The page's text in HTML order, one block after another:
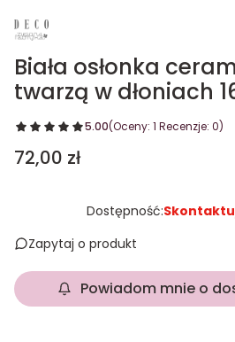
Biała osłonka
twarzą w dłoniach
5.00(Oceny: 1 Recenzje: 0)
Cena
72,00 zł
Dostępność:
Zapytaj o produkt
Powiadom mnie o